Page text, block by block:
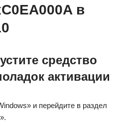
в
средство
активации
и перейдите в раздел
».